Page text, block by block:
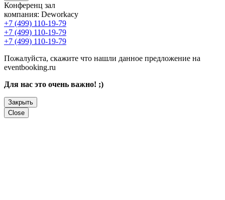
Конференц зал
компания: Deworkacy
+7 (499) 110-19-79
+7 (499) 110-19-79
+7 (499) 110-19-79
Пожалуйста, скажите что нашли данное предложение на
eventbooking.ru
Для нас это очень важно! ;)
Закрыть
Close